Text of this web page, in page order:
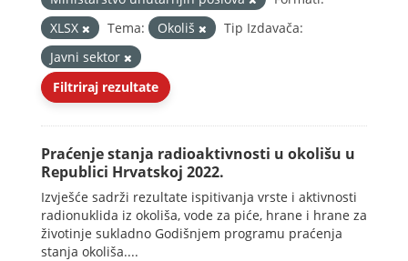
XLSX
Tema: Okoliš
Tip Izdavača:
Javni sektor
Filtriraj rezultate
Praćenje stanja radioaktivnosti u okolišu u
Republici Hrvatskoj 2022.
Izvješće sadrži rezultate ispitivanja vrste i aktivnosti
radionuklida iz okoliša, vode za piće, hrane i hrane za
životinje sukladno Godišnjem programu praćenja
stanja okoliša....